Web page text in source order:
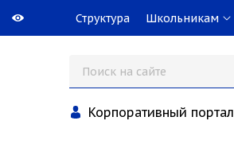
Структура Школьникам
Корпоративный портал